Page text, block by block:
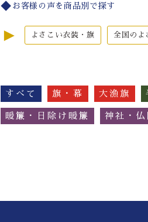
お客様の声を商品別で探す
► よさこい衣装・旗 全国のよ
すべて 旗・幕 大漁旗
暖簾・日除け暖簾 神社・仏